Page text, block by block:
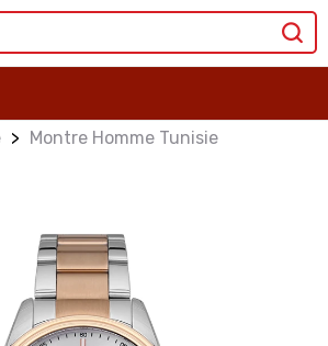
Montre Homme Tunisie